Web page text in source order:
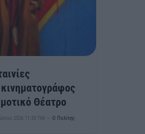
κινηματογράφος
Θέατρο
2026 11:30 ΠΜ Ο Πολίτης